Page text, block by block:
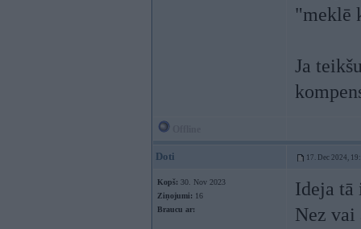
"meklē
Ja
Doti 17. Dec 2024,
Kopš: 30. Nov 2023
Ziņojumi: 16
Braucu ar:
Ideja tā
Nez vai